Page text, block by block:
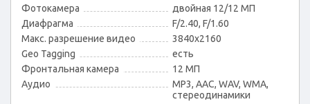
Фотокамера
двойная 12/12 МП
Диафрагма
F/2.40, F/1.60
Макс. разрешение видео
3840x2160
Geo Tagging
есть
Фронтальная камера
12 МП
Аудио
MP3, AAC, WAV, WMA,
стереодинамики